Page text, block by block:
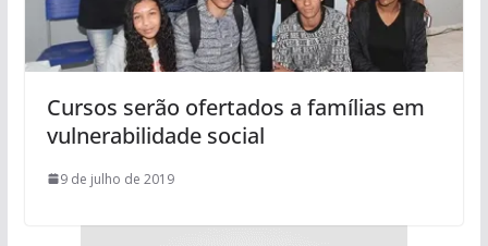
Cursos serão ofertados a famílias em
vulnerabilidade social
9 de julho de 2019